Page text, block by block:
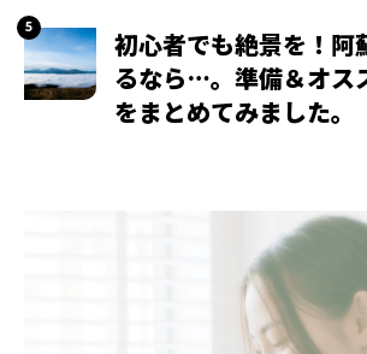
初心者でも絶景を！阿
るなら…。準備＆オス
をまとめてみました。